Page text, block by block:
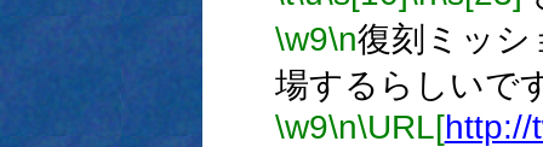
\w9\n復刻ミッシ
場するらしいで
\w9\n\URL[http://